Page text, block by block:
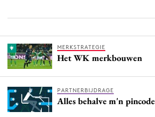
MERKSTRATEGIE
Het WK merkbouwen
PARTNERBIJDRAGE
Alles behalve m'n pincode